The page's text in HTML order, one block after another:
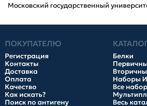
Московский государственный
ПОКУПАТЕЛЮ
Регистрация
Контакты
Доставка
Оплата
Качество
Как искать?
Поиск по антигену
Белки
Наборы
Все
Весь